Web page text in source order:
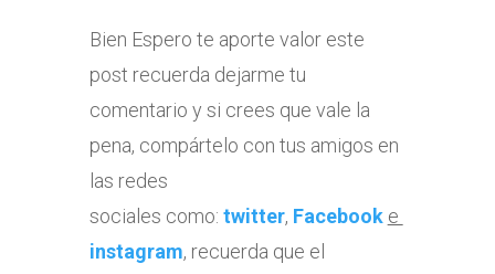
Bien Espero te aporte valor este
post recuerda dejarme tu
comentario y si crees que vale la
pena, compártelo con tus amigos en
las redes
sociales como: twitter, Facebook e
instagram, recuerda que el